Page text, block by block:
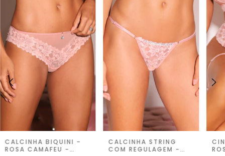
CALCINHA BIQUINI -
ROSA CAMAFEU -
CALCINHA STRING
COM REGULAGEM -